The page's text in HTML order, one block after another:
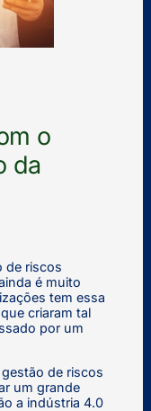
o
da
de riscos
é muito
tem essa
criaram tal
por um
de riscos
um grande
a indústria 4.0